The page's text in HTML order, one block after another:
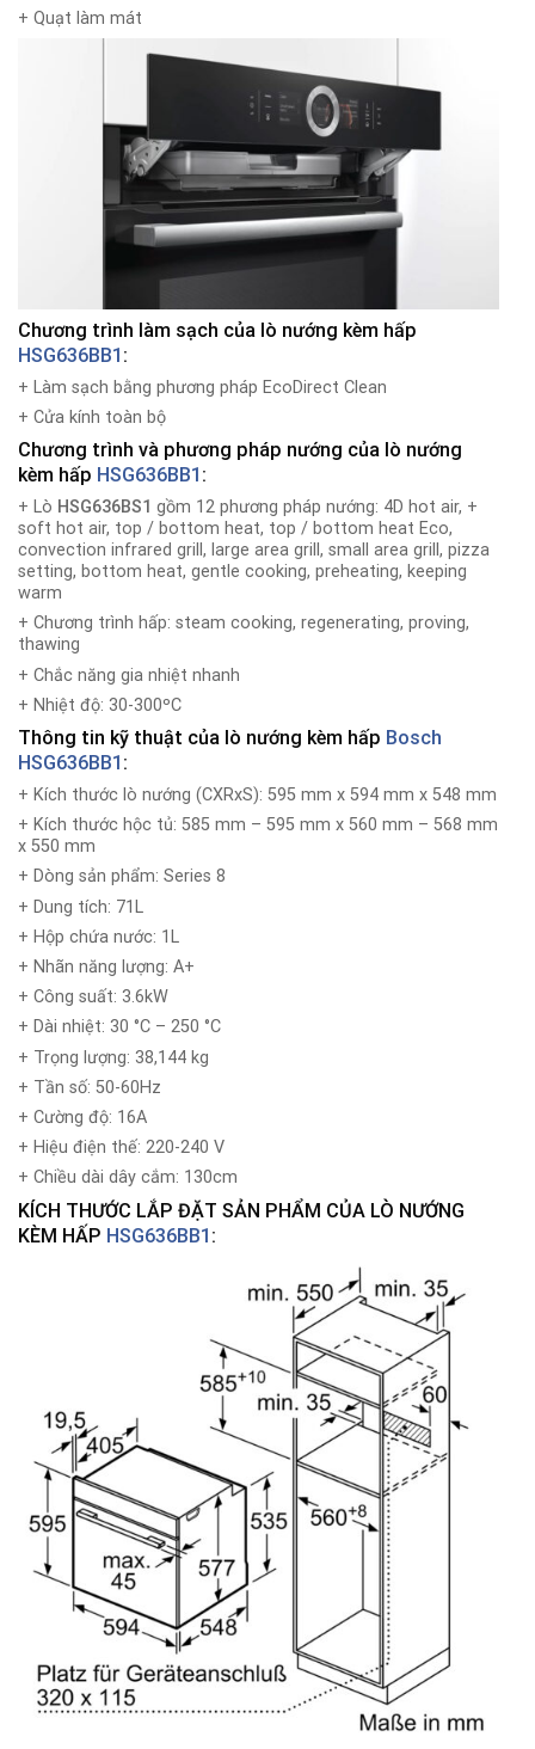
+ Quạt làm mát
Chương trình làm sạch của lò nướng kèm hấp
HSG636BB1 :
+ Làm sạch bằng phương pháp EcoDirect Clean
+ Cửa kính toàn bộ
Chương trình và phương pháp nướng của lò nướng
kèm hấp HSG636BB1 :
+ Lò HSG636BS1 gồm 12 phương pháp nướng: 4D hot air, +
soft hot air, top / bottom heat, top / bottom heat Eco,
convection infrared grill, large area grill, small area grill, pizza
setting, bottom heat, gentle cooking, preheating, keeping
warm
+ Chương trình hấp: steam cooking, regenerating, proving,
thawing
+ Chắc năng gia nhiệt nhanh
+ Nhiệt độ: 30-300ºC
Thông tin kỹ thuật của lò nướng kèm hấp Bosch
HSG636BB1 :
+ Kích thước lò nướng (CXRxS): 595 mm x 594 mm x 548 mm
+ Kích thước hộc tủ: 585 mm – 595 mm x 560 mm – 568 mm
x 550 mm
+ Dòng sản phẩm: Series 8
+ Dung tích: 71L
+ Hộp chứa nước: 1L
+ Nhãn năng lượng: A+
+ Công suất: 3.6kW
+ Dài nhiệt: 30 °C – 250 °C
+ Trọng lượng: 38,144 kg
+ Tần số: 50-60Hz
+ Cường độ: 16A
+ Hiệu điện thế: 220-240 V
+ Chiều dài dây cắm: 130cm
KÍCH THƯỚC LẮP ĐẶT SẢN PHẨM CỦA LÒ NƯỚNG
KÈM HẤP HSG636BB1 :